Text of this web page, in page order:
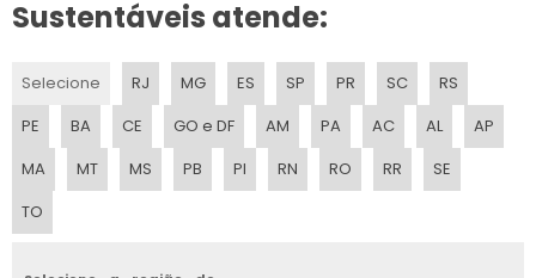
REPRESENTANTE COMERCIAL DE EMBALAGENS FLEXIVEIS
EMPRESAS EMBALAGENS
INDUSTRIA EMBALAGENS
EMBALAGEM PARA TRANSPORTES
Sustentáveis atende:
Selecione RJ MG ES SP PR SC
RS
PE
BA CE GO e DF AM PA AC AL
AP
MA
MT MS PB PI RN RO RR
SE
TO